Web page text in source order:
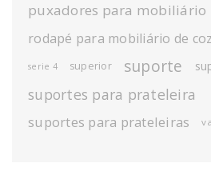
puxadores para mobiliário
rodapé para mobiliário de
serie 4 superior suporte
suportes para prateleira
suportes para prateleiras